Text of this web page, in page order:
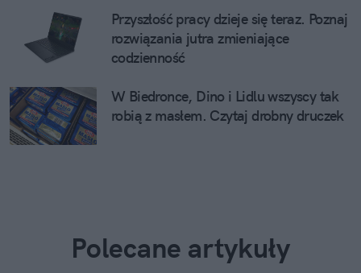
Przyszłość pracy dzieje się teraz. Poznaj
rozwiązania jutra zmieniające
codzienność
W Biedronce, Dino i Lidlu wszyscy tak
robią z masłem. Czytaj drobny druczek
Polecane artykuły